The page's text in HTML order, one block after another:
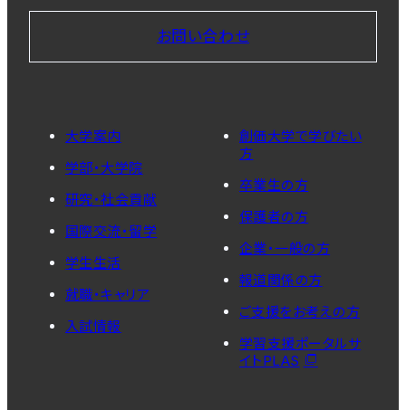
お問い合わせ
大学案内
学部・大学院
研究・社会貢献
国際交流・留学
学生生活
就職・キャリア
入試情報
創価大学で学びたい
方
卒業生の方
保護者の方
企業・一般の方
報道関係の方
ご支援をお考えの方
学習支援ポータルサ
イトPLAS